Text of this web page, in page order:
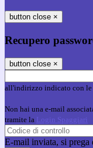
button close ×
Recupero
button close ×
all'indirizzo indicato con le
Non hai una e-mail
tramite la Login Spaggiari
E-mail inviata, si prega